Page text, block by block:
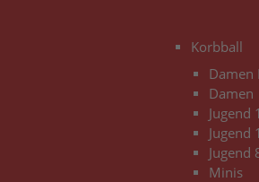
Korbball
Damen
Damen
Jugend
Jugend
Jugend
Minis